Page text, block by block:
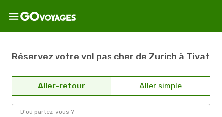
Réservez votre vol pas cher de Zurich à Tivat
Aller-retour Aller simple
D'où partez-vous ?